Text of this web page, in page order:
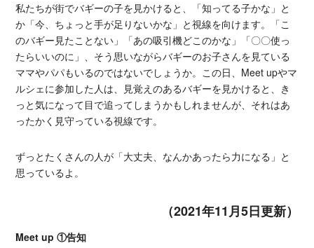
私たちが街でバギーの子を見かけると、「知ってる子かな」と
か「今、ちょっと手が足りないかな」と視線を向けます。「こ
のバギー見たことない」「あの吸引機どこのかな」「〇〇使っ
たらいいのに」、そう思いながらバギーのお子さんを見ている
ママやパパもいるのではないでしょうか。この日、Meet upやマ
ルシェに参加した人は、見覚えのあるバギーを見かけると、き
っと気になって目で追ってしまうかもしれませんが、それはあ
ったかく見守っている視線です。
ずっとたくさんの人が「大丈夫、なんかあったら力になる」と
思っているよ。
（2021年11月5日更新）
Meet up ①告知